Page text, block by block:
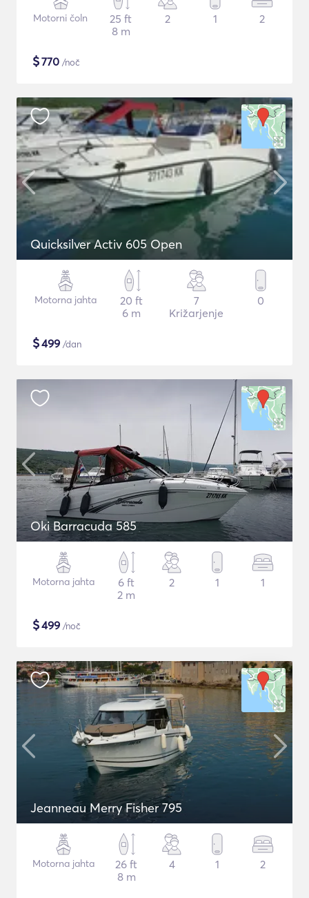
Motorni čoln
25 ft
8 m
2 1 2
$770 /noč
Quicksilver Activ 605 Open
Motorna jahta
20 ft
6 m
7
Križarjenje
0
$499 /dan
Oki Barracuda 585
Motorna jahta
6 ft
2 m
2 1 1
$499 /noč
Jeanneau Merry Fisher 795
Motorna jahta
26 ft
8 m
4 1 2